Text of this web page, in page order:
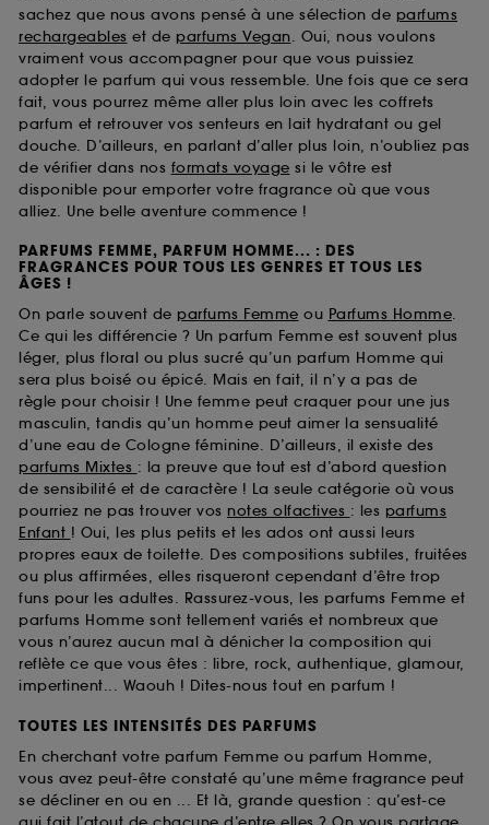
sachez que nous avons pensé à une sélection de parfums
rechargeables et de parfums Vegan. Oui, nous voulons
vraiment vous accompagner pour que vous puissiez
adopter le parfum qui vous ressemble. Une fois que ce sera
fait, vous pourrez même aller plus loin avec les coffrets
parfum et retrouver vos senteurs en lait hydratant ou gel
douche. D’ailleurs, en parlant d’aller plus loin, n’oubliez pas
de vérifier dans nos formats voyage si le vôtre est
disponible pour emporter votre fragrance où que vous
alliez. Une belle aventure commence !
PARFUMS FEMME, PARFUM HOMME... : DES
FRAGRANCES POUR TOUS LES GENRES ET TOUS LES
ÂGES !
On parle souvent de parfums Femme ou Parfums Homme.
Ce qui les différencie ? Un parfum Femme est souvent plus
léger, plus floral ou plus sucré qu’un parfum Homme qui
sera plus boisé ou épicé. Mais en fait, il n’y a pas de
règle pour choisir ! Une femme peut craquer pour une jus
masculin, tandis qu’un homme peut aimer la sensualité
d’une eau de Cologne féminine. D’ailleurs, il existe des
parfums Mixtes : la preuve que tout est d’abord question
de sensibilité et de caractère ! La seule catégorie où vous
pourriez ne pas trouver vos notes olfactives : les parfums
Enfant ! Oui, les plus petits et les ados ont aussi leurs
propres eaux de toilette. Des compositions subtiles, fruitées
ou plus affirmées, elles risqueront cependant d’être trop
funs pour les adultes. Rassurez-vous, les parfums Femme et
parfums Homme sont tellement variés et nombreux que
vous n’aurez aucun mal à dénicher la composition qui
reflète ce que vous êtes : libre, rock, authentique, glamour,
impertinent... Waouh ! Dites-nous tout en parfum !
TOUTES LES INTENSITÉS DES PARFUMS
En cherchant votre parfum Femme ou parfum Homme,
vous avez peut-être constaté qu’une même fragrance peut
se décliner en ou en ... Et là, grande question : qu’est-ce